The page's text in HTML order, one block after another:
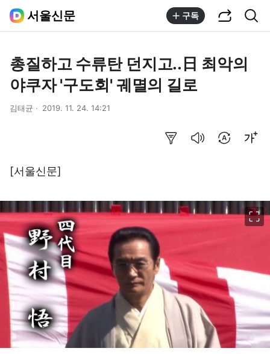
서울신문 구독
총질하고 수류탄 던지고..日 최악의
야쿠자 '구도회' 궤멸의 길로
김태균 2019. 11. 24. 14:21
[서울신문]